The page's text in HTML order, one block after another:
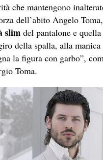
che mantengono
dell’abito Angelo
slim del pantalone e
della spalla, alla
la figura con garbo”,
Toma.